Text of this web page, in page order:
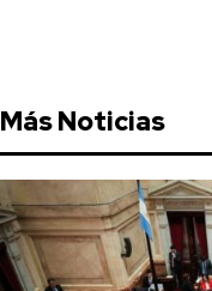
Más Noticias